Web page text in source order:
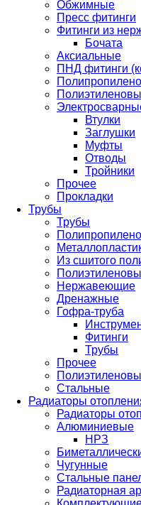
Обжимные
Пресс фитинги
Фитинги из
Бочата
Аксиальные
ПНД фитинги
Втулки
Заглушки
Муфты
Отводы
Тройники
Прочее
Прокладки
Трубы
Трубы
Из сшитого
Нержавеющие
Дренажные
Гофра-труба
Фитинги
Трубы
Прочее
Стальные
Радиаторы
Радиаторы
Алюминиевые
НРЗ
Чугунные
Стальные
Радиаторная